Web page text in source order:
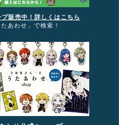
プ販売中！詳しくはこちら​
たあわせ」で検索！